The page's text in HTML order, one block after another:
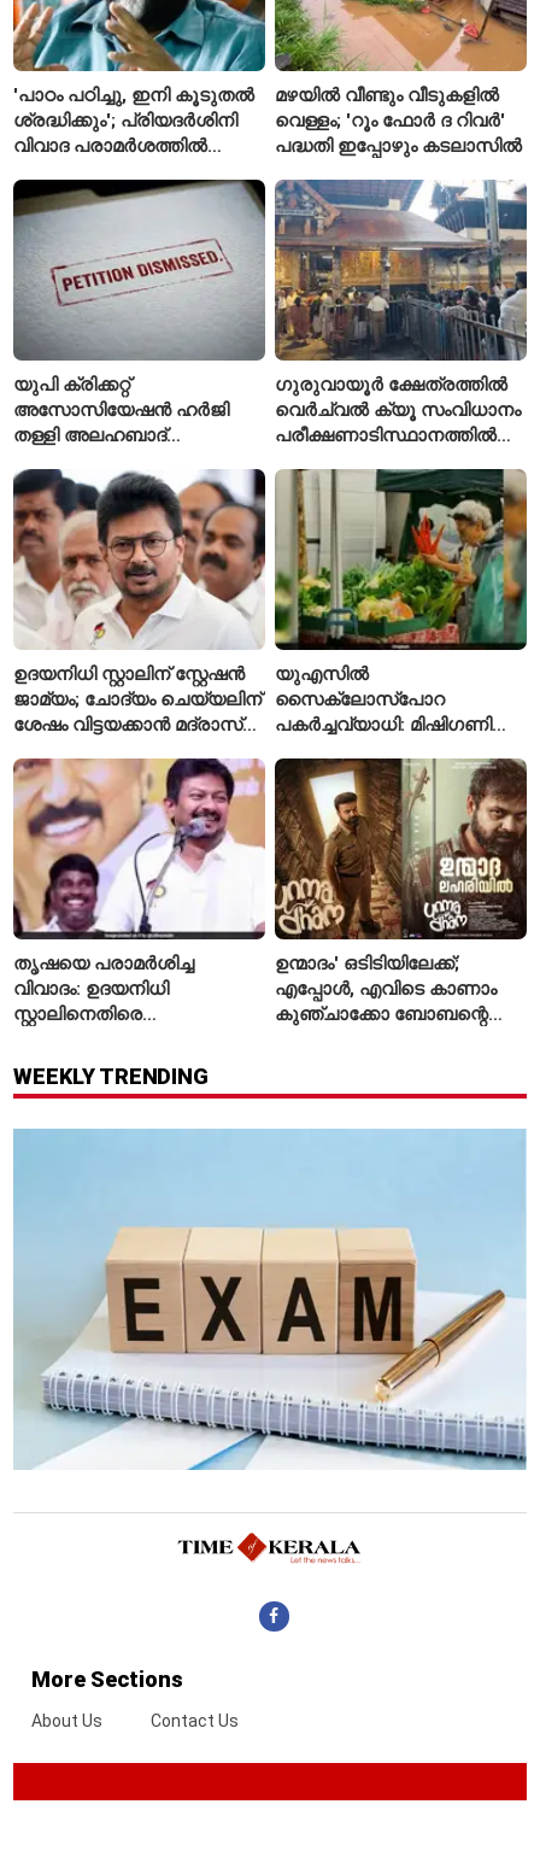
'പാഠം പഠിച്ചു, ഇനി കൂടുതൽ
ശ്രദ്ധിക്കും'; പ്രിയദർശിനി
വിവാദ പരാമർശത്തിൽ
സി.പി. ജോൺ
മഴയിൽ വീണ്ടും വീടുകളിൽ
വെള്ളം; 'റൂം ഫോർ ദ റിവർ'
പദ്ധതി ഇപ്പോഴും കടലാസിൽ
യുപി ക്രിക്കറ്റ്
അസോസിയേഷൻ ഹർജി
തള്ളി അലഹബാദ്
ഗുരുവായൂർ ക്ഷേത്രത്തിൽ
വെർച്വൽ ക്യൂ സംവിധാനം
പരീക്ഷണാടിസ്ഥാനത്തിൽ
ഉദയനിധി സ്റ്റാലിന് സ്റ്റേഷൻ
ജാമ്യം; ചോദ്യം ചെയ്യലിന്
ശേഷം വിട്ടയക്കാൻ മദ്രാസ്
യുഎസിൽ
സൈക്ലോസ്പോറ
പകർച്ചവ്യാധി: മിഷിഗണിൽ
സ്ഥിരീകരിച്ചു
തൃഷയെ പരാമർശിച്ച
വിവാദം: ഉദയനിധി
സ്റ്റാലിനെതിരെ
എന്തെല്ലാം കുറ്റങ്ങൾ?
ഉന്മാദം' ഒടിടിയിലേക്ക്;
എപ്പോൾ, എവിടെ കാണാം
കുഞ്ചാക്കോ ബോബന്റെ
WEEKLY TRENDING
More Sections
About Us Contact Us